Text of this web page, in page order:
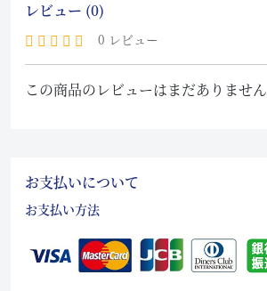
レビュー (0)
0 レビュー
この商品のレビューはまだありません
お支払いについて
お支払い方法